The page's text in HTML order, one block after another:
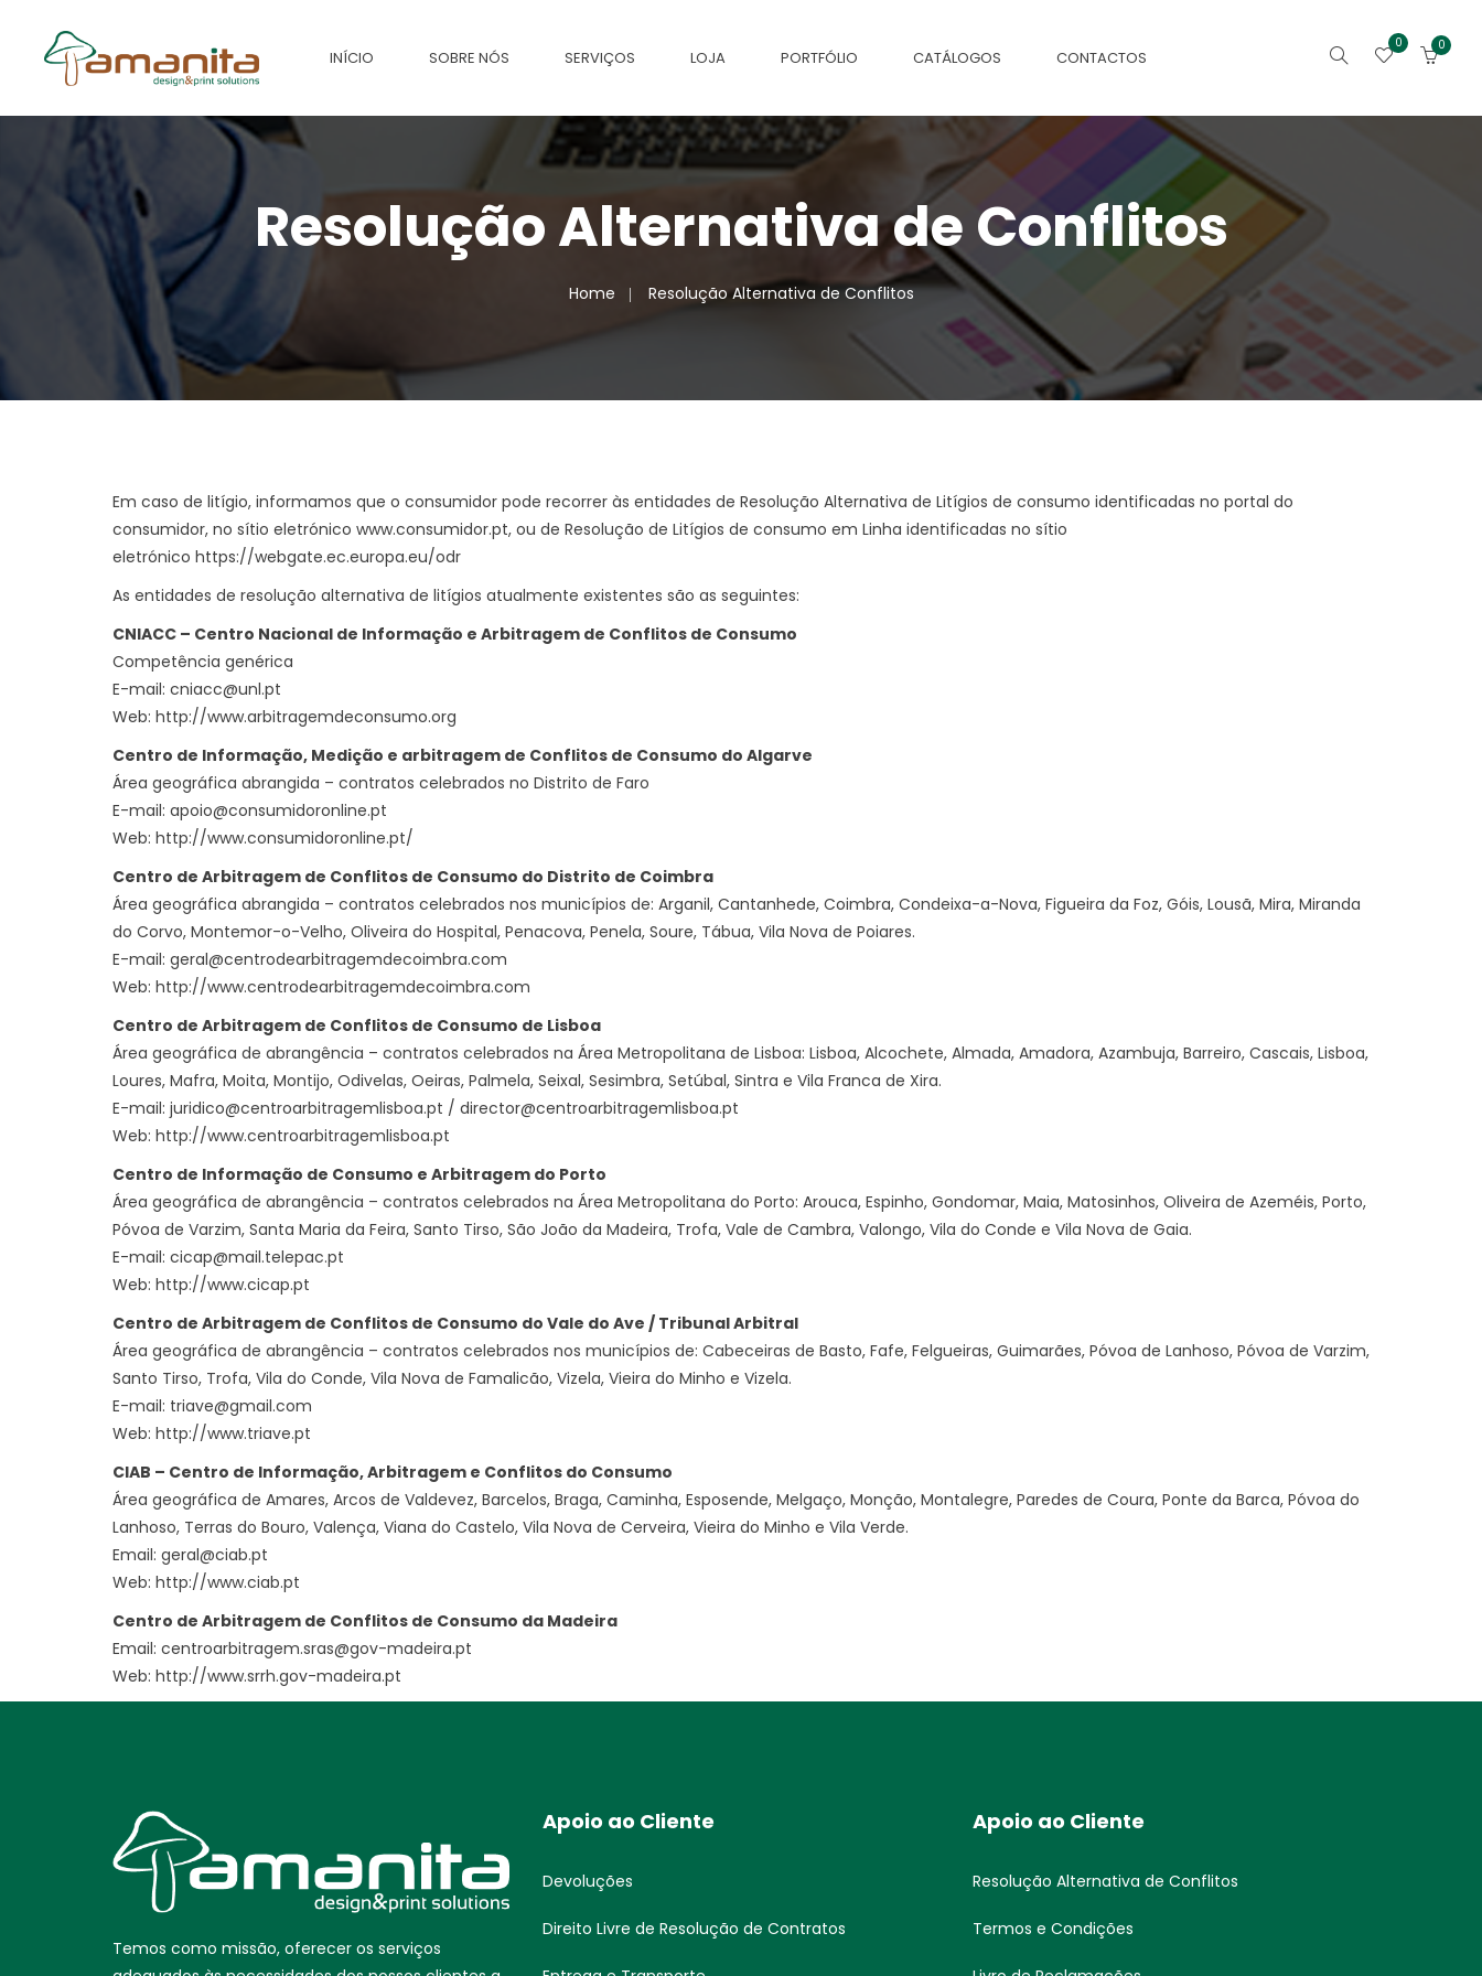
INÍCIO SOBRE NÓS SERVIÇOS LOJA PORTFÓLIO CATÁLOGOS CONTACTOS
0 0
Resolução Alternativa de Conflitos
Home Resolução Alternativa de Conflitos
Em caso de litígio, informamos que o consumidor pode recorrer às entidades de Resolução Alternativa de Litígios de consumo identificadas no portal do
consumidor, no sítio eletrónico www.consumidor.pt, ou de Resolução de Litígios de consumo em Linha identificadas no sítio
eletrónico https://webgate.ec.europa.eu/odr
As entidades de resolução alternativa de litígios atualmente existentes são as seguintes:
CNIACC – Centro Nacional de Informação e Arbitragem de Conflitos de Consumo
Competência genérica
E-mail: cniacc@unl.pt
Web: http://www.arbitragemdeconsumo.org
Centro de Informação, Medição e arbitragem de Conflitos de Consumo do Algarve
Área geográfica abrangida – contratos celebrados no Distrito de Faro
E-mail: apoio@consumidoronline.pt
Web: http://www.consumidoronline.pt/
Centro de Arbitragem de Conflitos de Consumo do Distrito de Coimbra
Área geográfica abrangida – contratos celebrados nos municípios de: Arganil, Cantanhede, Coimbra, Condeixa-a-Nova, Figueira da Foz, Góis, Lousã, Mira, Miranda
do Corvo, Montemor-o-Velho, Oliveira do Hospital, Penacova, Penela, Soure, Tábua, Vila Nova de Poiares.
E-mail: geral@centrodearbitragemdecoimbra.com
Web: http://www.centrodearbitragemdecoimbra.com
Centro de Arbitragem de Conflitos de Consumo de Lisboa
Área geográfica de abrangência – contratos celebrados na Área Metropolitana de Lisboa: Lisboa, Alcochete, Almada, Amadora, Azambuja, Barreiro, Cascais, Lisboa,
Loures, Mafra, Moita, Montijo, Odivelas, Oeiras, Palmela, Seixal, Sesimbra, Setúbal, Sintra e Vila Franca de Xira.
E-mail: juridico@centroarbitragemlisboa.pt / director@centroarbitragemlisboa.pt
Web: http://www.centroarbitragemlisboa.pt
Centro de Informação de Consumo e Arbitragem do Porto
Área geográfica de abrangência – contratos celebrados na Área Metropolitana do Porto: Arouca, Espinho, Gondomar, Maia, Matosinhos, Oliveira de Azeméis, Porto,
Póvoa de Varzim, Santa Maria da Feira, Santo Tirso, São João da Madeira, Trofa, Vale de Cambra, Valongo, Vila do Conde e Vila Nova de Gaia.
E-mail: cicap@mail.telepac.pt
Web: http://www.cicap.pt
Centro de Arbitragem de Conflitos de Consumo do Vale do Ave / Tribunal Arbitral
Área geográfica de abrangência – contratos celebrados nos municípios de: Cabeceiras de Basto, Fafe, Felgueiras, Guimarães, Póvoa de Lanhoso, Póvoa de Varzim,
Santo Tirso, Trofa, Vila do Conde, Vila Nova de Famalicão, Vizela, Vieira do Minho e Vizela.
E-mail: triave@gmail.com
Web: http://www.triave.pt
CIAB – Centro de Informação, Arbitragem e Conflitos do Consumo
Área geográfica de Amares, Arcos de Valdevez, Barcelos, Braga, Caminha, Esposende, Melgaço, Monção, Montalegre, Paredes de Coura, Ponte da Barca, Póvoa do
Lanhoso, Terras do Bouro, Valença, Viana do Castelo, Vila Nova de Cerveira, Vieira do Minho e Vila Verde.
Email: geral@ciab.pt
Web: http://www.ciab.pt
Centro de Arbitragem de Conflitos de Consumo da Madeira
Email: centroarbitragem.sras@gov-madeira.pt
Web: http://www.srrh.gov-madeira.pt
Temos como missão, oferecer os serviços
Apoio ao Cliente
Devoluções
Direito Livre de Resolução de Contratos
Apoio ao Cliente
Resolução Alternativa de Conflitos
Termos e Condições